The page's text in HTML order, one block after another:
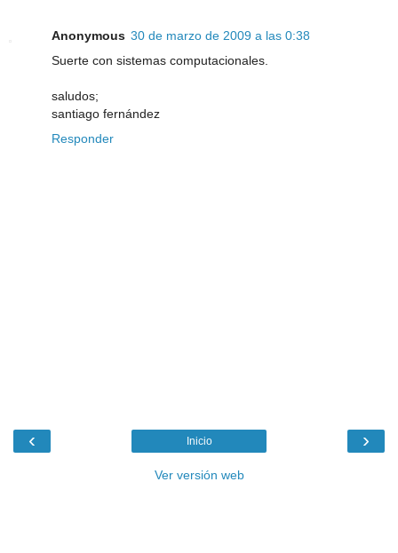
Anonymous 30 de marzo de 2009 a las 0:38
Suerte con sistemas computacionales.
saludos;
santiago fernández
Responder
‹ ›
Inicio
Ver versión web